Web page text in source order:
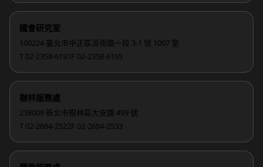
國會研究室
100224 臺北市中正區濟南路一段 3-1 號 1007 室
T 02-2358-6191 F 02-2358-6195
樹林服務處
238009 新北市樹林區大安路 499 號
T 02-2684-2522F 02-2684-2533